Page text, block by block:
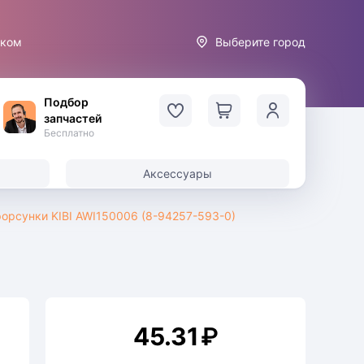
Выберите город
Подбор
запчастей
Бесплатно
Аксессуары
KIBI AWI150006 (8-94257-593-0)
45.31₽